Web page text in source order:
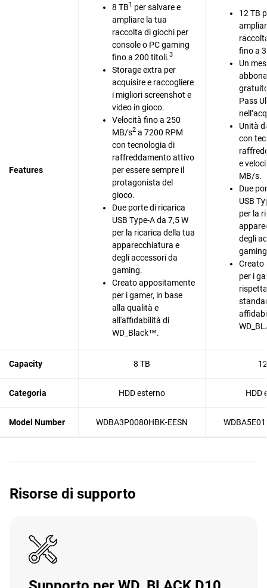
Features
8 TB1 per salvare e
ampliare la tua
raccolta di giochi per
console o PC gaming
fino a 200 titoli.3
Storage extra per
acquisire e raccogliere
i migliori screenshot e
video in gioco.
Velocità fino a 250
MB/s2 a 7200 RPM
con tecnologia di
raffreddamento attivo
per essere sempre il
protagonista del
gioco.
Due porte di ricarica
USB Type-A da 7,5 W
per la ricarica della tua
apparecchiatura e
degli accessori da
gaming.
Creato appositamente
per i gamer, in base
alla qualità e
all'affidabilità di
WD_Black™.
12 TB
fino a
Un
Pass
Unità
con
e
MB/s.
Due
USB
per la
degli
Creato
per i
Capacity 8 TB
Categoria HDD esterno HDD
Model Number WDBA3P0080HBK-EESN
Risorse di supporto